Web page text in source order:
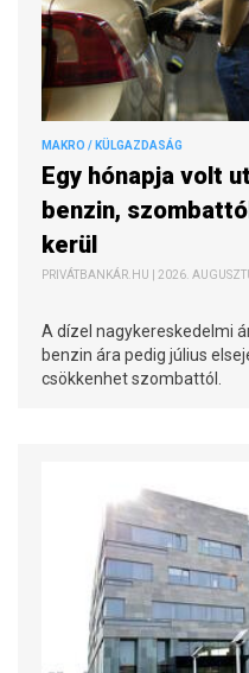
MAKRO / KÜLGAZDASÁG
Egy hónapja volt
benzin,
kerül
PRIVÁTBANKÁR.HU | 2026.
A dízel nagykereskedelmi
benzin ára pedig július
csökkenhet szombattól.